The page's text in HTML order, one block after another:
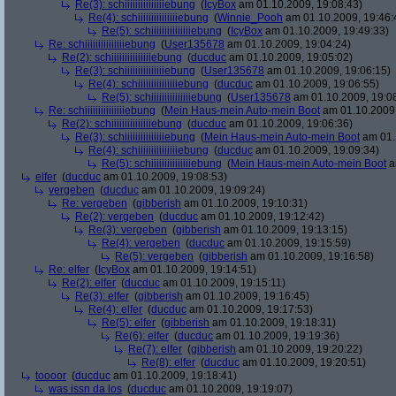
Re(3): schiiiiiiiiiiiiiiiebung ( IcyBox am 01.10.2009, 19:08:43)
Re(4): schiiiiiiiiiiiiiiiebung (Winnie_Pooh am 01.10.2009,
Re(5): schiiiiiiiiiiiiiiiebung ( IcyBox am 01.10.2009, 19:49:33)
Re: schiiiiiiiiiiiiiiiebung (User135678 am 01.10.2009, 19:04:24)
Re(2): schiiiiiiiiiiiiiiiebung (ducduc am 01.10.2009, 19:05:02)
Re(3): schiiiiiiiiiiiiiiiebung (User135678 am 01.10.2009, 19:06:15)
Re(4): schiiiiiiiiiiiiiiiebung (ducduc am 01.10.2009, 19:06:55)
Re(5): schiiiiiiiiiiiiiiiebung (User135678 am 01.10.2009,
Re: schiiiiiiiiiiiiiiiebung (Mein Haus-mein Auto-mein Boot am
Re(2): schiiiiiiiiiiiiiiiebung (ducduc am 01.10.2009, 19:06:36)
Re(3): schiiiiiiiiiiiiiiiebung (Mein Haus-mein Auto-mein Boot am
Re(4): schiiiiiiiiiiiiiiiebung (ducduc am 01.10.2009, 19:09:34)
Re(5): schiiiiiiiiiiiiiiiebung (Mein Haus-mein Auto-mein Boot
elfer (ducduc am 01.10.2009, 19:08:53)
vergeben (ducduc am 01.10.2009, 19:09:24)
Re: vergeben (gibberish am 01.10.2009, 19:10:31)
Re(2): vergeben (ducduc am 01.10.2009, 19:12:42)
Re(3): vergeben (gibberish am 01.10.2009, 19:13:15)
Re(4): vergeben (ducduc am 01.10.2009, 19:15:59)
Re(5): vergeben (gibberish am 01.10.2009, 19:16:58)
Re: elfer ( IcyBox am 01.10.2009, 19:14:51)
Re(2): elfer (ducduc am 01.10.2009, 19:15:11)
Re(3): elfer (gibberish am 01.10.2009, 19:16:45)
Re(4): elfer (ducduc am 01.10.2009, 19:17:53)
Re(5): elfer (gibberish am 01.10.2009, 19:18:31)
Re(6): elfer (ducduc am 01.10.2009, 19:19:36)
Re(7): elfer (gibberish am 01.10.2009, 19:20:22)
Re(8): elfer (ducduc am 01.10.2009, 19:20:51)
toooor (ducduc am 01.10.2009, 19:18:41)
was issn da los (ducduc am 01.10.2009, 19:19:07)